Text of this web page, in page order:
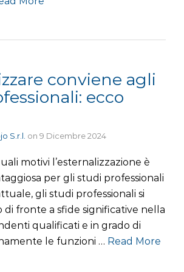
conviene agli
ecco
S.r.l. on 9 Dicembre 2024
motivi l’esternalizzazione è
per gli studi professionali
gli studi professionali si
di fronte a sfide significative nella
qualificati e in grado di
le funzioni … Read More